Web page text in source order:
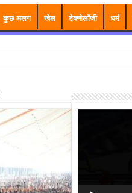
कुछ अलग खेल टेक्नोलॉजी धर्म